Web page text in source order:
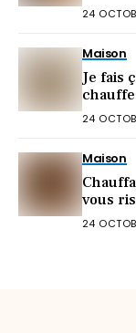
24
Maison
Je fais
24
Maison
vous
24